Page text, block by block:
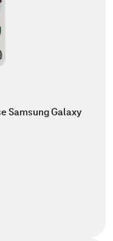
Samsung Galaxy